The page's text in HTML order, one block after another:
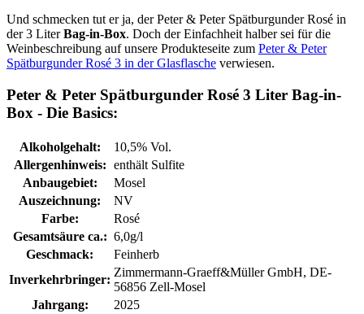
Und schmecken tut er ja, der Peter & Peter Spätburgunder Rosé in
der 3 LiterBag-in-Box. Doch der Einfachheit halber sei für die
Weinbeschreibung auf unsere Produkteseite zum Peter & Peter
Spätburgunder Rosé 3 in der Glasflasche verwiesen.
Peter & Peter Spätburgunder Rosé 3 Liter Bag-in-
Box - Die Basics:
Alkoholgehalt:
10,5% Vol.
Allergenhinweis: enthält Sulfite
Anbaugebiet:
Mosel
Auszeichnung:
NV
Farbe:
Rosé
Gesamtsäure ca.: 6,0g/l
Geschmack:
Feinherb
Inverkehrbringer:
Zimmermann-Graeff&Müller GmbH, DE-
56856 Zell-Mosel
Jahrgang:
2025